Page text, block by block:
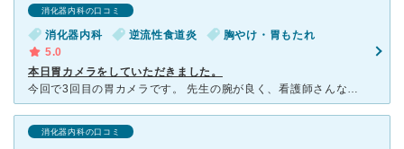
消化器内科の口コミ
消化器内科 逆流性食道炎
胸やけ・胃もたれ
5.0
本日胃カメラをしていただきました。
今回で3回目の胃カメラです。 先生の腕が良く、看護師さんなどの対応も素晴らしいせいか人気があり、待ち時間がありましたが、今回も痛みが皆無で丁寧に施行していただきました。(「無理はしません」というお言
消化器内科の口コミ